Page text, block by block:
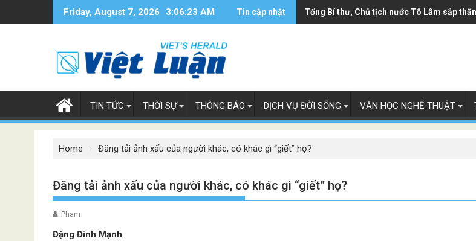
Friday, August 7, 2026 3:06:24 AM Tin cập nhật Tổng Bí thư, Chủ tịch nước Tô Lâm sắp
TIN TỨC THỜI SỰ THÔNG BÁO DỊCH VỤ ĐỜI SỐNG VĂN HỌC NGHỆ THUẬT
Home Đăng tải ảnh xấu của người khác, có khác gì “giết” họ?
Đăng tải ảnh xấu của người khác, có khác gì “giết” họ?
Pham
Đặng Đình Mạnh